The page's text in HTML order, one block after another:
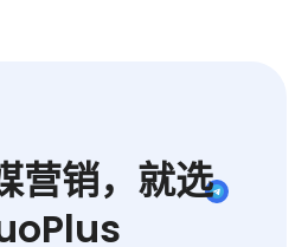
营销，就选